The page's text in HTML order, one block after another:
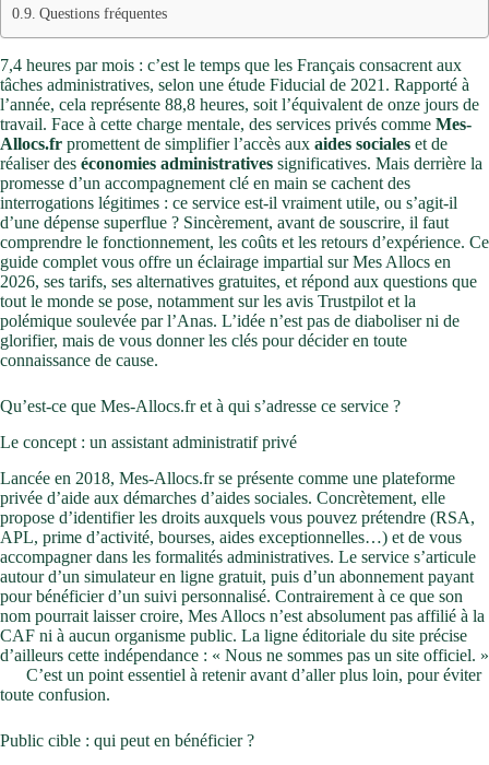
Questions fréquentes
7,4 heures par mois : c’est le temps que les Français consacrent aux
tâches administratives, selon une étude Fiducial de 2021. Rapporté à
l’année, cela représente 88,8 heures, soit l’équivalent de onze jours de
travail. Face à cette charge mentale, des services privés comme Mes-
Allocs.fr promettent de simplifier l’accès aux aides sociales et de
réaliser des économies administratives significatives. Mais derrière la
promesse d’un accompagnement clé en main se cachent des
interrogations légitimes : ce service est-il vraiment utile, ou s’agit-il
d’une dépense superflue ? Sincèrement, avant de souscrire, il faut
comprendre le fonctionnement, les coûts et les retours d’expérience. Ce
guide complet vous offre un éclairage impartial sur Mes Allocs en
2026, ses tarifs, ses alternatives gratuites, et répond aux questions que
tout le monde se pose, notamment sur les avis Trustpilot et la
polémique soulevée par l’Anas. L’idée n’est pas de diaboliser ni de
glorifier, mais de vous donner les clés pour décider en toute
connaissance de cause.
Qu’est-ce que Mes-Allocs.fr et à qui s’adresse ce service ?
Le concept : un assistant administratif privé
Lancée en 2018, Mes-Allocs.fr se présente comme une plateforme
privée d’aide aux démarches d’aides sociales. Concrètement, elle
propose d’identifier les droits auxquels vous pouvez prétendre (RSA,
APL, prime d’activité, bourses, aides exceptionnelles…) et de vous
accompagner dans les formalités administratives. Le service s’articule
autour d’un simulateur en ligne gratuit, puis d’un abonnement payant
pour bénéficier d’un suivi personnalisé. Contrairement à ce que son
nom pourrait laisser croire, Mes Allocs n’est absolument pas affilié à la
CAF ni à aucun organisme public. La ligne éditoriale du site précise
d’ailleurs cette indépendance : « Nous ne sommes pas un site officiel. »
C’est un point essentiel à retenir avant d’aller plus loin, pour éviter
toute confusion.
Public cible : qui peut en bénéficier ?